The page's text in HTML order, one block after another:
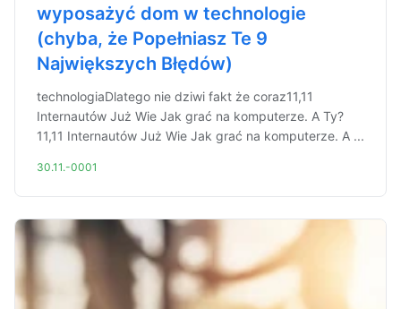
wyposażyć dom w technologie
(chyba, że Popełniasz Te 9
Największych Błędów)
technologiaDlatego nie dziwi fakt że coraz11,11
Internautów Już Wie Jak grać na komputerze. A Ty?
11,11 Internautów Już Wie Jak grać na komputerze. A ...
30.11.-0001